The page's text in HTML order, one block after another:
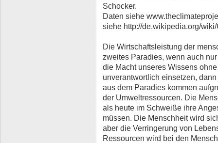
Schocker.
Daten siehe
siehe http://de.wikipedia.org/
Die Wirtschaftsleistung der
zweites Paradies, wenn auch
die Macht unseres Wissens
unverantwortlich einsetzen,
aus dem Paradies kommen
der Umweltressourcen. Die
als heute im Schweiße ihre
müssen. Die Menschheit wird
aber die Verringerung von
Ressourcen wird bei den